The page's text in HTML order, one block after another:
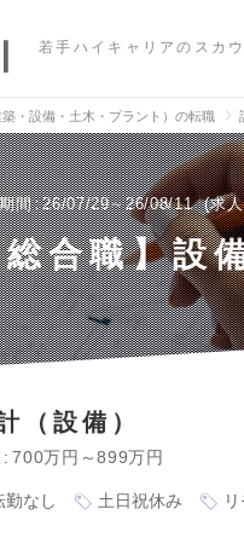
若手ハイキャリアのスカ
・設備・土木・プラント）の転職
間 26/07/29～26/08/11 求
総合職】設
（設備）
700万円～899万円
勤なし 土日祝休み